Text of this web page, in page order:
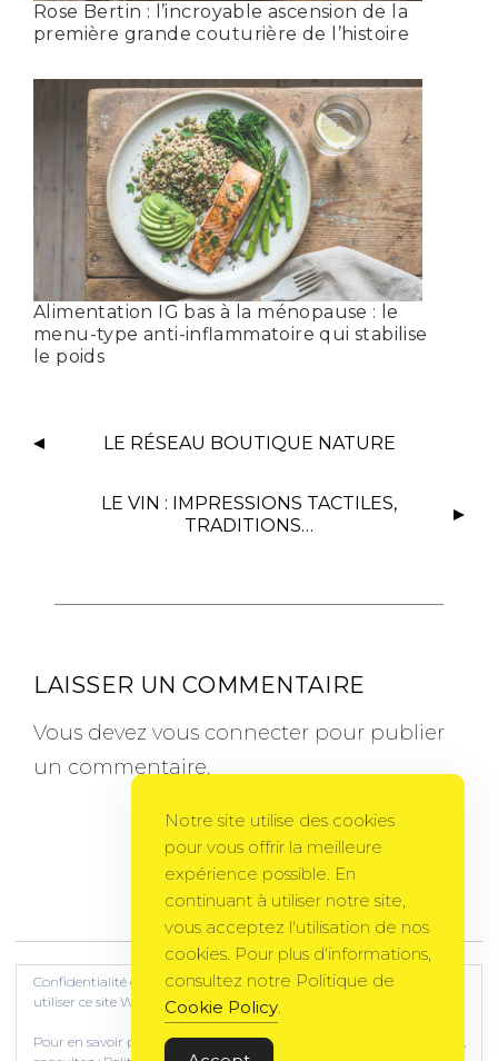
Rose Bertin : l’incroyable ascension de la
première grande couturière de l’histoire
Alimentation IG bas à la ménopause : le
menu-type anti-inflammatoire qui stabilise
le poids
LE RÉSEAU BOUTIQUE NATURE
LE VIN : IMPRESSIONS TACTILES,
TRADITIONS…
LAISSER UN COMMENTAIRE
Vous devez vous connecter pour publier
un commentaire.
Gema Theme by PixelGrade
Notre site utilise des cookies
pour vous offrir la meilleure
expérience possible. En
continuant à utiliser notre site,
vous acceptez l'utilisation de nos
cookies. Pour plus d'informations,
consultez notre Politique de
Cookie Policy.
Confidentialité et cookies : ce site utilise des cookies. En continuant à
utiliser ce site Web, vous acceptez leur utilisation.
Pour en savoir plus, notamment sur la façon de contrôler les cookies,